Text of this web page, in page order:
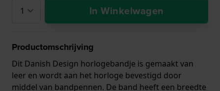
In Winkelwagen
Productomschrijving
Dit Danish Design horlogebandje is gemaakt van
leer en wordt aan het horloge bevestigd door
middel van bandpennen. De band heeft een breedte